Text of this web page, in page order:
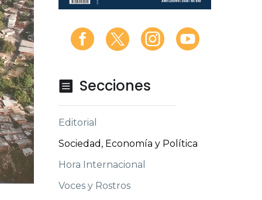
 Secciones
Editorial
Sociedad, Economía y Política
Hora Internacional
Voces y Rostros